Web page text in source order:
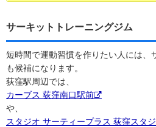
サーキットトレーニングジム
短時間で運動習慣を作りたい人には、
も候補になります。
荻窪駅周辺では、
カーブス 荻窪南口駅前
や、
スタジオ サーティープラス 荻窪スタ